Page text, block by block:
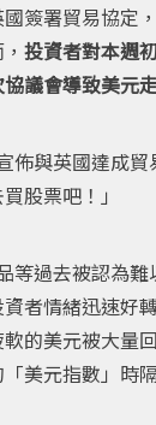
簽署貿易協定
投資者對本週
議會導致美元
與英國達成貿
股票吧！」
過去被認為難
者情緒迅速好
的美元被大量
美元指數」時